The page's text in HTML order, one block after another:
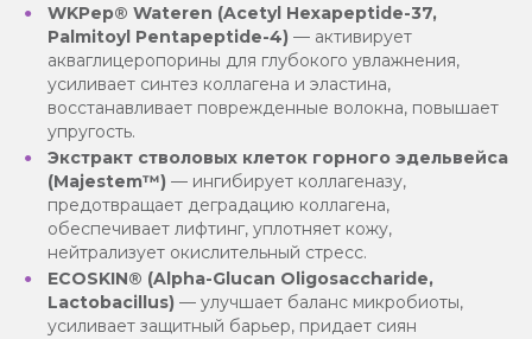
WKPep® Wateren (Acetyl Hexapeptide-37,
Palmitoyl Pentapeptide-4) — активирует
акваглицеропорины для глубокого увлажнения,
усиливает синтез коллагена и эластина,
восстанавливает поврежденные волокна, повышает
упругость.
Экстракт стволовых клеток горного эдельвейса
(Мajestem™) — ингибирует коллагеназу,
предотвращает деградацию коллагена,
обеспечивает лифтинг, уплотняет кожу,
нейтрализует окислительный стресс.
ECOSKIN® (Alpha-Glucan Oligosaccharide,
Lactobacillus) — улучшает баланс микробиоты,
усиливает защитный барьер, придает сиян